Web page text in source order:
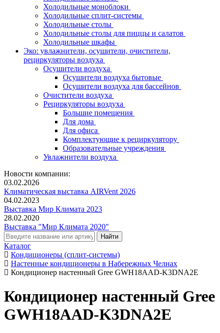
Холодильные моноблоки
Холодильные сплит-системы
Холодильные столы
Холодильные столы для пиццы и салатов
Холодильные шкафы
Эко: увлажнители, осушители, очистители,
рециркуляторы воздуха
Осушители воздуха
Осушители воздуха бытовые
Осушители воздуха для бассейнов
Очистители воздуха
Рециркуляторы воздуха
Большие помещения
Для дома
Для офиса
Комплектующие к рециркулятору
Образовательные учреждения
Увлажнители воздуха
Новости компании:
03.02.2026
Климатическая выставка AIRVent 2026
04.02.2023
Выставка Мир Климата 2023
28.02.2020
Выставка "Мир Климата 2020"
Каталог
Кондиционеры (сплит-системы)
Настенные кондиционеры в Набережных Челнах
Кондиционер настенный Gree GWH18AAD-K3DNA2E
Кондиционер настенный Gree
GWH18AAD-K3DNA2E